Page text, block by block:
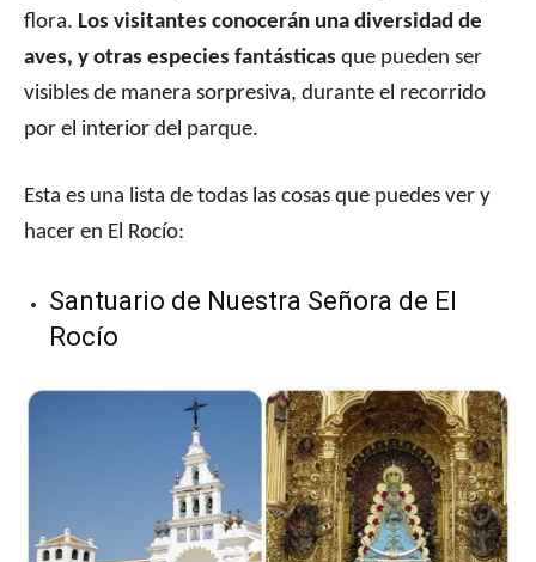
flora. Los visitantes conocerán una diversidad de
aves, y otras especies fantásticas que pueden ser
visibles de manera sorpresiva, durante el recorrido
por el interior del parque.
Esta es una lista de todas las cosas que puedes ver y
hacer en El Rocío:
Santuario de Nuestra Señora de El
Rocío